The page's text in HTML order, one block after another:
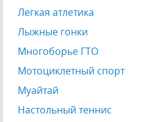
Легкая атлетика
Лыжные гонки
Многоборье ГТО
Мотоциклетный спорт
Муайтай
Настольный теннис